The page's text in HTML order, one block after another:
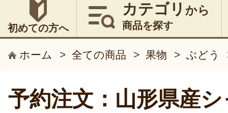
初めての方へ
カテゴリ から
商品を探す
ホーム > 全ての商品 > 果物 > ぶどう
予約注文：山形県産